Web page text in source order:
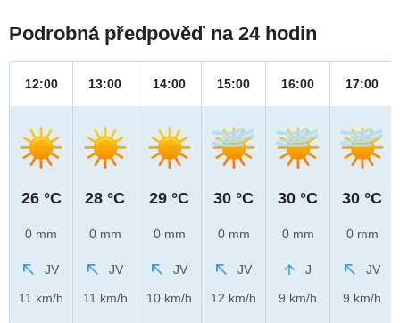
Podrobná předpověď na 24 hodin
12:00
26 °C
0 mm
JV
11 km/h
13:00
28 °C
0 mm
JV
11 km/h
14:00
29 °C
0 mm
JV
10 km/h
15:00
30 °C
0 mm
JV
12 km/h
16:00
30 °C
0 mm
J
9 km/h
17:00
30 °C
0 mm
JV
9 km/h